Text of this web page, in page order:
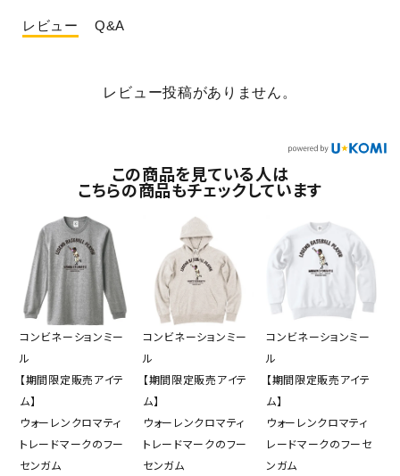
レビュー Q&A
レビュー投稿がありません。
この商品を見ている人は
こちらの商品もチェックしています
コンビネーションミー
ル
【期間限定販売アイテ
ム】
ウォーレンクロマティ
トレードマークのフー
センガム
コンビネーションミー
ル
【期間限定販売アイテ
ム】
ウォーレンクロマティ
トレードマークのフー
センガム
コンビネーションミー
ル
【期間限定販売アイテ
ム】
ウォーレンクロマティ
レードマークのフーセ
ンガム